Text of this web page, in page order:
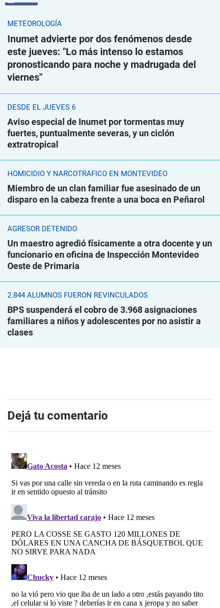
METEOROLOGÍA
Inumet advierte por dos fenómenos desde
este jueves: "Lo más intenso lo estamos
pronosticando para noche y madrugada del
viernes"
DESDE EL JUEVES 6
Aviso especial de Inumet por tormentas muy
fuertes, puntualmente severas, y un ciclón
extratropical
HOMICIDIO Y NARCOTRÁFICO EN MONTEVIDEO
Miembro de un clan familiar fue asesinado de un
disparo en la cabeza frente a una boca en Peñarol
AGRESOR DETENIDO
Un maestro agredió físicamente a otra docente y un
funcionario en oficina de Inspección Montevideo
Oeste de Primaria
2.844 ALUMNOS FUERON REVINCULADOS
BPS suspenderá el cobro de 3.968 asignaciones
familiares a niños y adolescentes por no asistir a
clases
Dejá tu comentario